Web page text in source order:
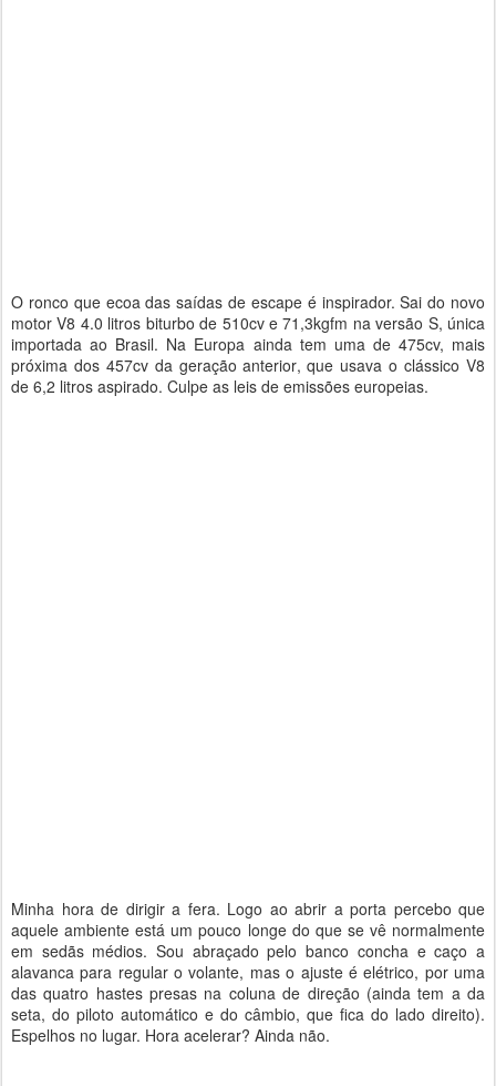
O ronco que ecoa das saídas de escape é inspirador. Sai do novo
motor V8 4.0 litros biturbo de 510cv e 71,3kgfm na versão S, única
importada ao Brasil. Na Europa ainda tem uma de 475cv, mais
próxima dos 457cv da geração anterior, que usava o clássico V8
de 6,2 litros aspirado. Culpe as leis de emissões europeias.
Minha hora de dirigir a fera. Logo ao abrir a porta percebo que
aquele ambiente está um pouco longe do que se vê normalmente
em sedãs médios. Sou abraçado pelo banco concha e caço a
alavanca para regular o volante, mas o ajuste é elétrico, por uma
das quatro hastes presas na coluna de direção (ainda tem a da
seta, do piloto automático e do câmbio, que fica do lado direito).
Espelhos no lugar. Hora acelerar? Ainda não.